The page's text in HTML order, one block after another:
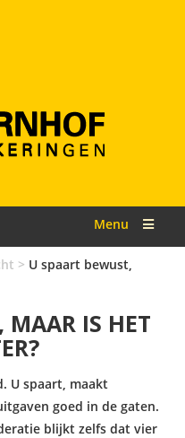
Menu
> U spaart bewust,
MAAR IS HET
U spaart, maakt
goed in de gaten.
blijkt zelfs dat vier